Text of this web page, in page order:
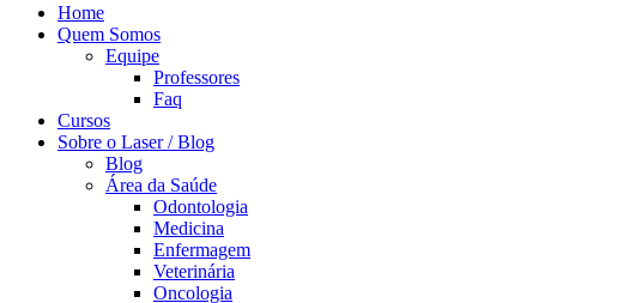
Home
Quem Somos
Equipe
Professores
Faq
Cursos
Sobre o Laser / Blog
Blog
Área da Saúde
Odontologia
Medicina
Enfermagem
Veterinária
Oncologia